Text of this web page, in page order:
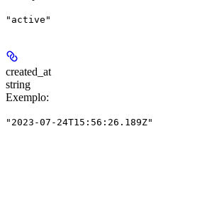
"active"
created_at
string
Exemplo:
"2023-07-24T15:56:26.189Z"